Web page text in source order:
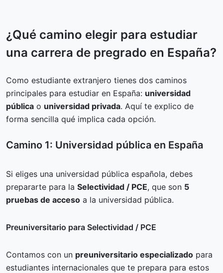
¿Qué camino elegir para estudiar
una carrera de pregrado en España?
Como estudiante extranjero tienes dos caminos
principales para estudiar en España: universidad
pública o universidad privada. Aquí te explico de
forma sencilla qué implica cada opción.
Camino 1: Universidad pública en España
Si eliges una universidad pública española, debes
prepararte para la Selectividad / PCE, que son 5
pruebas de acceso a la universidad pública.
Preuniversitario para Selectividad / PCE
Contamos con un preuniversitario especializado para
estudiantes internacionales que te prepara para estos